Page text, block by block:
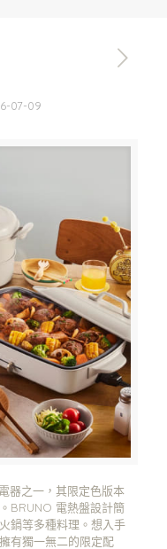
07-09
器之一，其限定色版本
BRUNO 電熱盤設計簡
鍋等多種料理。想入手
有獨一無二的限定配